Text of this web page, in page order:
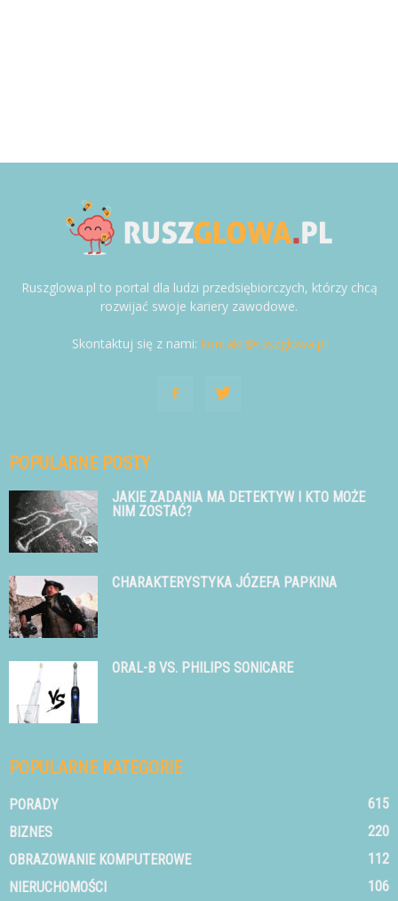
Ruszglowa.pl to portal dla ludzi przedsiębiorczych, którzy chcą
rozwijać swoje kariery zawodowe.
Skontaktuj się z nami: kontakt@ruszglowa.pl
POPULARNE POSTY
JAKIE ZADANIA MA DETEKTYW I KTO MOŻE
NIM ZOSTAĆ?
CHARAKTERYSTYKA JÓZEFA PAPKINA
ORAL-B VS. PHILIPS SONICARE
POPULARNE KATEGORIE
PORADY
615
BIZNES
220
OBRAZOWANIE KOMPUTEROWE
112
NIERUCHOMOŚCI
106